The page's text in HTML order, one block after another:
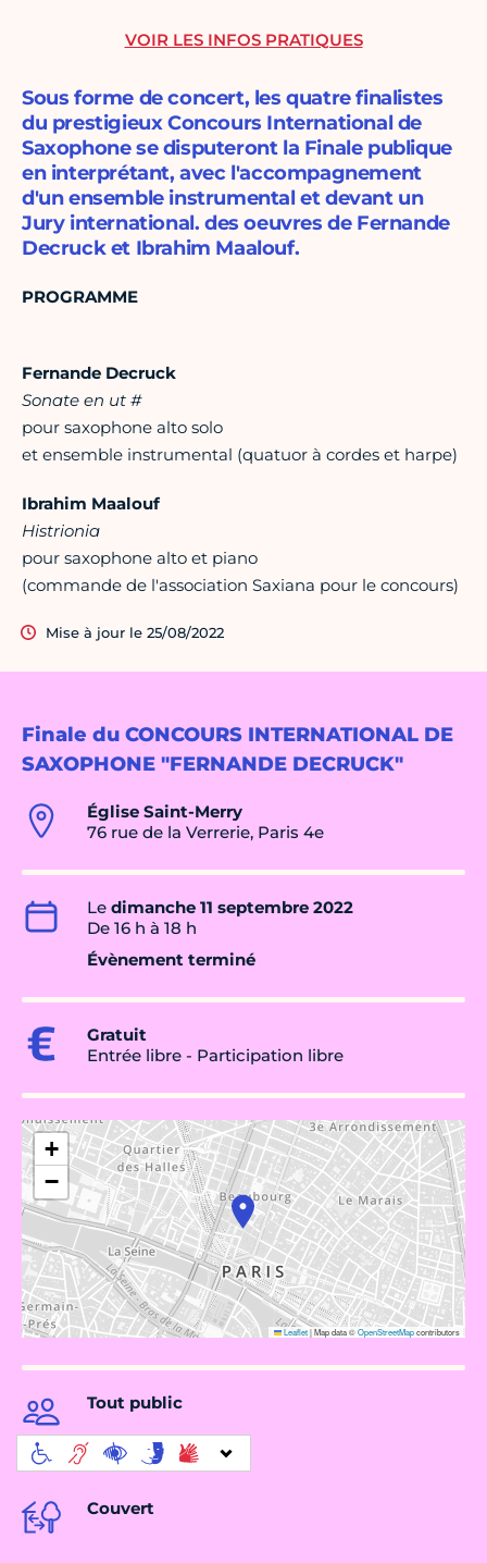
Finale du CONCOURS INTERNATIONAL DE
SAXOPHONE "FERNANDE DECRUCK"
Église Saint-Merry
76 rue de la Verrerie, Paris 4e
Le dimanche 11 septembre 2022
De 16 h à 18 h
Évènement terminé
Gratuit
Entrée libre - Participation libre
+
−
Leaflet|Map data ©OpenStreetMapcontributors
Tout public
Couvert
Sous forme de concert, les quatre finalistes
du prestigieux Concours International de
Saxophone se disputeront la Finale publique
en interprétant, avec l'accompagnement
d'un ensemble instrumental et devant un
Jury international. des oeuvres de Fernande
Decruck et Ibrahim Maalouf.
PROGRAMME
Fernande Decruck
Sonate en ut #
pour saxophone alto solo
et ensemble instrumental (quatuor à cordes et harpe)
Ibrahim Maalouf
Histrionia
pour saxophone alto et piano
(commande de l'association Saxiana pour le concours)
Mise à jour le 25/08/2022
VOIR LES INFOS PRATIQUES